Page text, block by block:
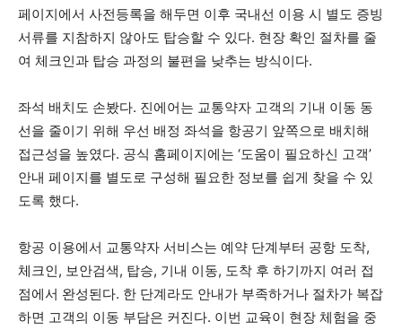
페이지에서 사전등록을 해두면 이후 국내선 이용 시 별도 증빙
서류를 지참하지 않아도 탑승할 수 있다. 현장 확인 절차를 줄
여 체크인과 탑승 과정의 불편을 낮추는 방식이다.
좌석 배치도 손봤다. 진에어는 교통약자 고객의 기내 이동 동
선을 줄이기 위해 우선 배정 좌석을 항공기 앞쪽으로 배치해
접근성을 높였다. 공식 홈페이지에는 ‘도움이 필요하신 고객’
안내 페이지를 별도로 구성해 필요한 정보를 쉽게 찾을 수 있
도록 했다.
항공 이용에서 교통약자 서비스는 예약 단계부터 공항 도착,
체크인, 보안검색, 탑승, 기내 이동, 도착 후 하기까지 여러 접
점에서 완성된다. 한 단계라도 안내가 부족하거나 절차가 복잡
하면 고객의 이동 부담은 커진다. 이번 교육이 현장 체험을 중